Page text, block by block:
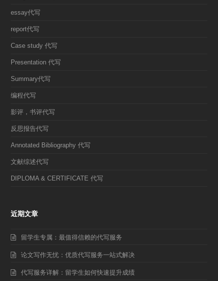
essay代写
report代写
Case study 代写
Presentation 代写
Summary代写
编程代写
影评，书评代写
反思报告代写
Annotated Bibliography 代写
文献综述代写
DIPLOMA & CERTIFICATE 代写
近期文章
留学生专属：最值得信赖的代写服务
论文写作无忧：优质代写服务一站式解决
代写服务详解：留学生如何快速提升成绩